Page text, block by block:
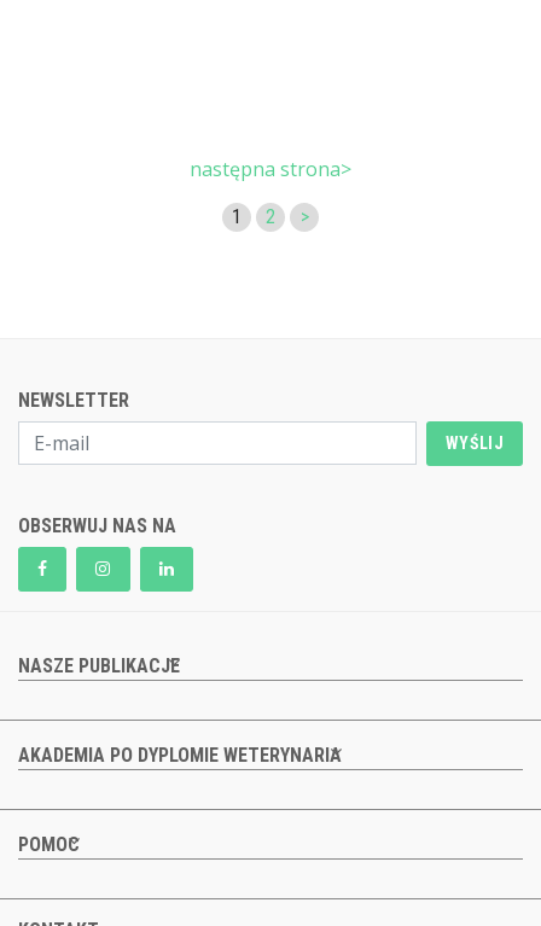
następna strona>
1 2 >
NEWSLETTER
WYŚLIJ
OBSERWUJ NAS NA
NASZE PUBLIKACJE
AKADEMIA PO DYPLOMIE WETERYNARIA
POMOC